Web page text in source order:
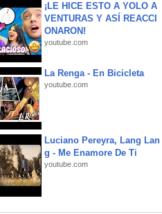
¡LE HICE ESTO A YOLO A
VENTURAS Y ASÍ REACCI
ONARON!
youtube.com
La Renga - En Bicicleta
youtube.com
Luciano Pereyra, Lang Lan
g - Me Enamore De Ti
youtube.com